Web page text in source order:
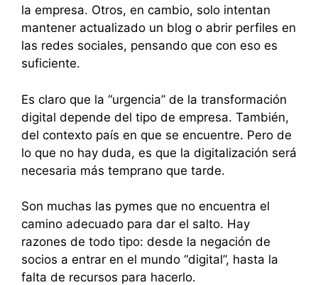
la empresa. Otros, en cambio, solo intentan
mantener actualizado un blog o abrir perfiles en
las redes sociales, pensando que con eso es
suficiente.
Es claro que la “urgencia” de la transformación
digital depende del tipo de empresa. También,
del contexto país en que se encuentre. Pero de
lo que no hay duda, es que la digitalización será
necesaria más temprano que tarde.
Son muchas las pymes que no encuentra el
camino adecuado para dar el salto. Hay
razones de todo tipo: desde la negación de
socios a entrar en el mundo “digital”, hasta la
falta de recursos para hacerlo.